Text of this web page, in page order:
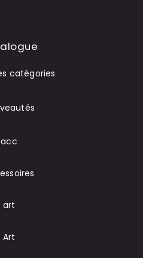
catégories
acc
art
Art